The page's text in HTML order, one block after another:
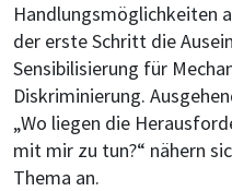
Handlungsmöglichkeiten
der erste Schritt die
Sensibilisierung für
Diskriminierung.
„Wo liegen die
mit mir zu tun?“ nähern
Thema an.